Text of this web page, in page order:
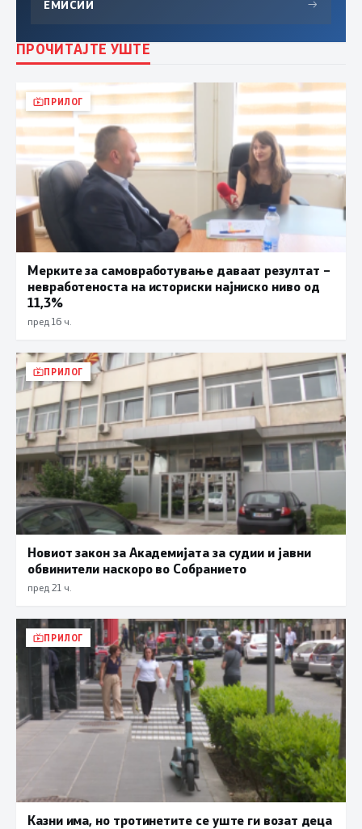
ЕМИСИИ →
ПРОЧИТАЈТЕ УШТЕ
ПРИЛОГ
Мерките за самовработување даваат резултат –
невработеноста на историски најниско ниво од
11,3%
пред 16 ч.
ПРИЛОГ
Новиот закон за Академијата за судии и јавни
обвинители наскоро во Собранието
пред 21 ч.
ПРИЛОГ
Казни има, но тротинетите се уште ги возат деца